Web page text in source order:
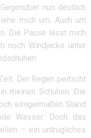
nun deutlich
mich um. Auch um
Die Pause lässt mich
noch Windjacke unter
Der Regen peitscht
meinen Schuhen. Die
einigermaßen Stand
Wasser. Doch das
– ein untrügliches